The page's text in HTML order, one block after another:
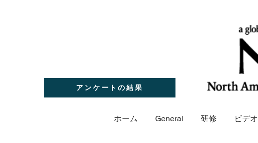
アンケートの結果
ホーム General 研修 ビデオ